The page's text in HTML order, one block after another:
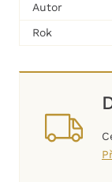
Autor
Rok